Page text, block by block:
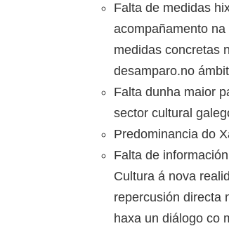
Falta de medidas
acompañamento
medidas concretas
desamparo.no
Falta dunha maior
sector cultural
Predominancia do
Falta de
Cultura á nova
repercusión directa
haxa un diálogo co